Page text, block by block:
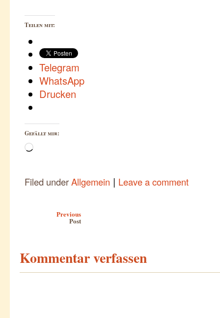
Teilen mit:
Telegram
WhatsApp
Drucken
Gefällt mir:
Wird
Filed underAllgemein | Leave a comment
Previous
Post
Kommentar verfassen